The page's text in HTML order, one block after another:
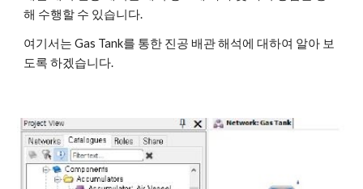
해 수행할 수 있습니다.
여기서는 Gas Tank를 통한 진공 배관 해석에 대하여 알아 보
도록 하겠습니다.